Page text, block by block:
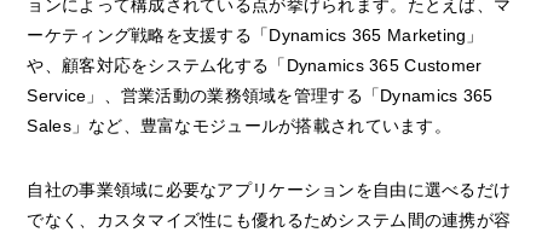
ョンによって構成されている点が挙げられます。たとえば、マ
ーケティング戦略を支援する「Dynamics 365 Marketing」
や、顧客対応をシステム化する「Dynamics 365 Customer
Service」、営業活動の業務領域を管理する「Dynamics 365
Sales」など、豊富なモジュールが搭載されています。
自社の事業領域に必要なアプリケーションを自由に選べるだけ
でなく、カスタマイズ性にも優れるためシステム間の連携が容